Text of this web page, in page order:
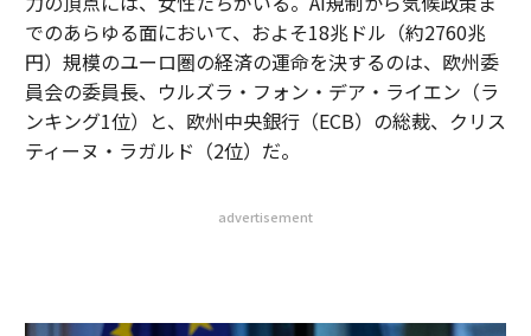
でのあらゆる面において、およそ18兆ドル（約2760兆
円）規模のユーロ圏の経済の運命を決するのは、欧州委
員会の委員長、ウルズラ・フォン・デア・ライエン（ラ
ンキング1位）と、欧州中央銀行（ECB）の総裁、クリス
ティーヌ・ラガルド（2位）だ。
advertisement